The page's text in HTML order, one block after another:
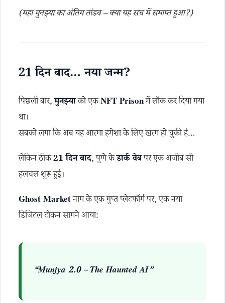
(महा मुनझ्या का अंतिम तांडव – क्या यह सच में समाप्त हुआ?)
21 दिन बाद… नया जन्म?
पिछली बार,मुनझ्याको एकNFT Prisonमें लॉक कर दिया गया
था।
सबको लगा कि अब यह आत्मा हमेशा के लिए खत्म हो चुकी है…
लेकिन ठीक21 दिन बाद, पुणे केडार्क वेबपर एक अजीब सी
हलचल शुरू हुई।
Ghost Marketनाम के एक गुप्त प्लेटफॉर्म पर, एक नया
डिजिटल टोकन सामने आया:
“Munjya 2.0 – The Haunted AI”